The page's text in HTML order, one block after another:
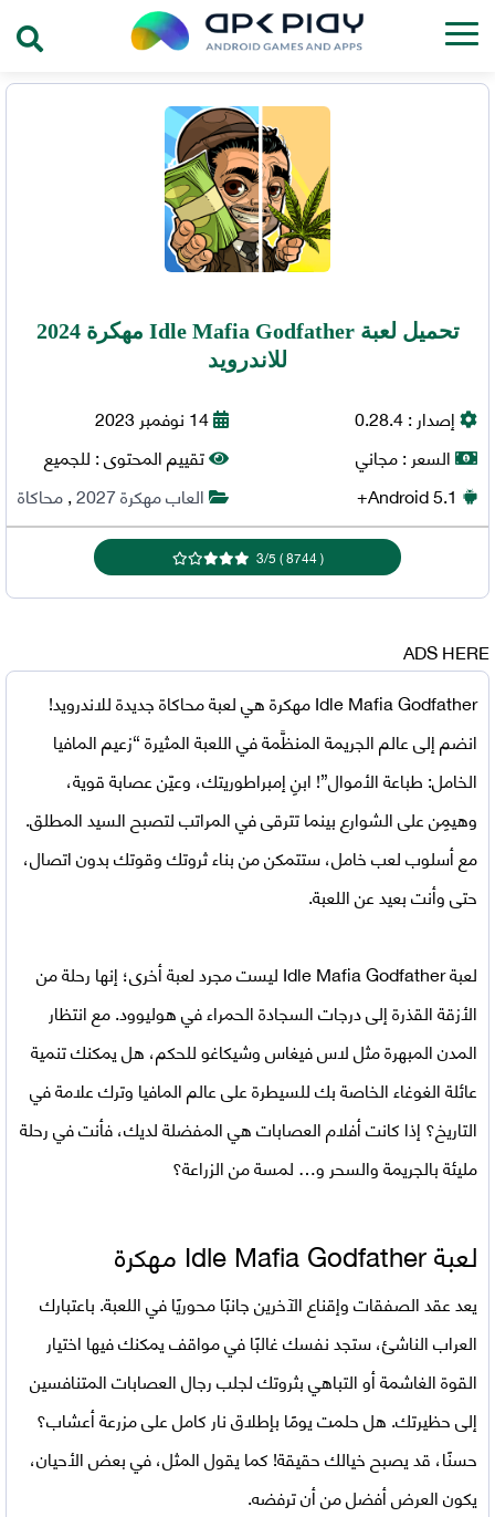
تحميل لعبة Idle Mafia Godfather مهكرة 2024
للاندرويد
إصدار :0.28.4
السعر :مجاني
Android5.1+
14 نوفمبر 2023
تقييم المحتوى :للجميع
العاب مهكرة 2027
,محاكاة
(
8744
)
3/5
ADS HERE
Idle Mafia Godfather مهكرة
هي لعبة محاكاة جديدة للاندرويد!
انضم إلى عالم الجريمة المنظَّمة في اللعبة المثيرة “زعيم المافيا
الخامل: طباعة الأموال”! ابنِ إمبراطوريتك، وعيّن عصابة قوية،
وهيمِن على الشوارع بينما تترقى في المراتب لتصبح السيد المطلق.
مع أسلوب لعب خامل، ستتمكن من بناء ثروتك وقوتك بدون اتصال،
حتى وأنت بعيد عن اللعبة.
لعبة Idle Mafia Godfather
ليست مجرد لعبة أخرى؛ إنها رحلة من
الأزقة القذرة إلى درجات السجادة الحمراء في هوليوود. مع انتظار
المدن المبهرة مثل لاس فيغاس وشيكاغو للحكم، هل يمكنك تنمية
عائلة الغوغاء الخاصة بك للسيطرة على عالم المافيا وترك علامة في
التاريخ؟ إذا كانت أفلام العصابات هي المفضلة لديك، فأنت في رحلة
مليئة بالجريمة والسحر و… لمسة من الزراعة؟
لعبة Idle Mafia Godfather مهكرة
يعد عقد الصفقات وإقناع الآخرين جانبًا محوريًا في اللعبة. باعتبارك
العراب الناشئ، ستجد نفسك غالبًا في مواقف يمكنك فيها اختيار
القوة الغاشمة أو التباهي بثروتك لجلب رجال العصابات المتنافسين
إلى حظيرتك. هل حلمت يومًا بإطلاق نار كامل على مزرعة أعشاب؟
حسنًا، قد يصبح خيالك حقيقة! كما يقول المثل، في بعض الأحيان،
يكون العرض أفضل من أن ترفضه.